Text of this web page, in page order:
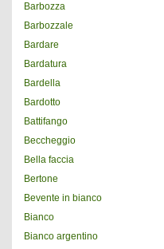
Barbozza
Barbozzale
Bardare
Bardatura
Bardella
Bardotto
Battifango
Beccheggio
Bella faccia
Bertone
Bevente in bianco
Bianco
Bianco argentino